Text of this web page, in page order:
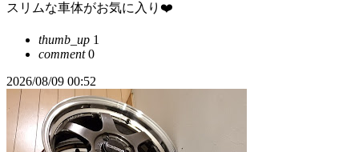
スリムな車体がお気に入り❤️
thumb_up 1
comment0
2026/08/09 00:52